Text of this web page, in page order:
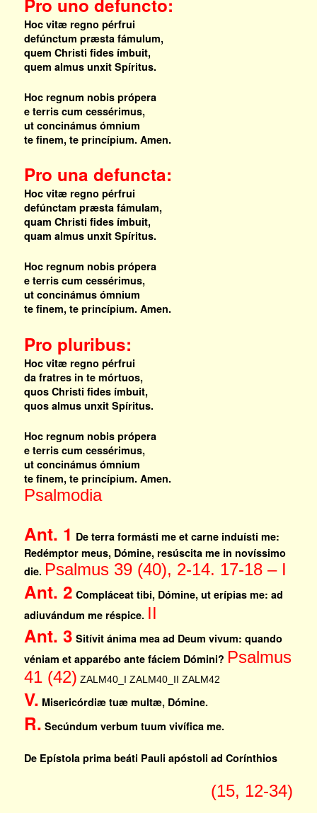
Hoc vitæ regno pérfrui
defúnctum præsta fámulum,
quem Christi fides ímbuit,
quem almus unxit Spíritus.
Hoc regnum nobis própera
e terris cum cessérimus,
ut concinámus ómnium
te finem, te princípium. Amen.
Pro una defuncta:
Hoc vitæ regno pérfrui
defúnctam præsta fámulam,
quam Christi fides ímbuit,
quam almus unxit Spíritus.
Hoc regnum nobis própera
e terris cum cessérimus,
ut concinámus ómnium
te finem, te princípium. Amen.
Pro pluribus:
Hoc vitæ regno pérfrui
da fratres in te mórtuos,
quos Christi fides ímbuit,
quos almus unxit Spíritus.
Hoc regnum nobis própera
e terris cum cessérimus,
ut concinámus ómnium
te finem, te princípium. Amen.
Psalmodia
Ant. 1 De terra formásti me et carne induísti me:
Redémptor meus, Dómine, resúscita me in novíssimo
die. Psalmus 39 (40), 2-14. 17-18 – I
Ant. 2 Compláceat tibi, Dómine, ut erípias me: ad
adiuvándum me réspice. II
Ant. 3 Sitívit ánima mea ad Deum vivum: quando
véniam et apparébo ante fáciem Dómini? Psalmus
41 (42) ZALM40_I ZALM40_II ZALM42
V. Misericórdiæ tuæ multæ, Dómine.
R. Secúndum verbum tuum vivífica me.
De Epístola prima beáti Pauli apóstoli ad Corínthios
(15, 12-34)